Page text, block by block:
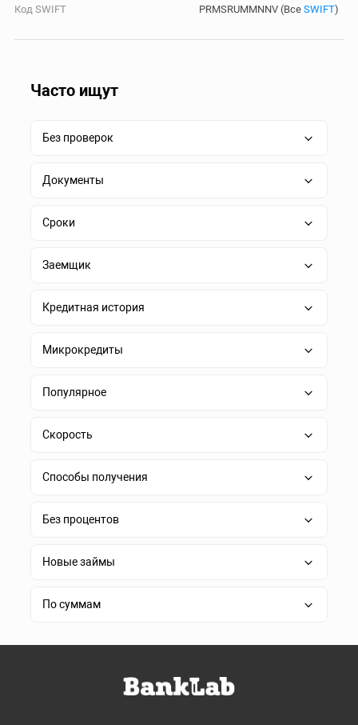
Код SWIFT PRMSRUMMNNV (Все SWIFT)
Часто ищут
Без проверок
Документы
Сроки
Заемщик
Кредитная история
Микрокредиты
Популярное
Скорость
Способы получения
Без процентов
Новые займы
По суммам